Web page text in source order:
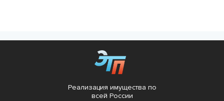
Реализация имущества по
всей России